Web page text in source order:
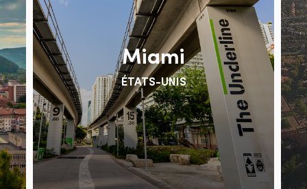
Miami
ÉTATS-UNIS